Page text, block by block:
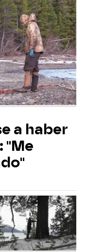
a haber
"Me